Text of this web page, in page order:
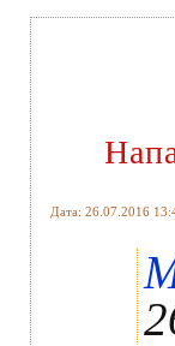
Дата: 26.07.2016